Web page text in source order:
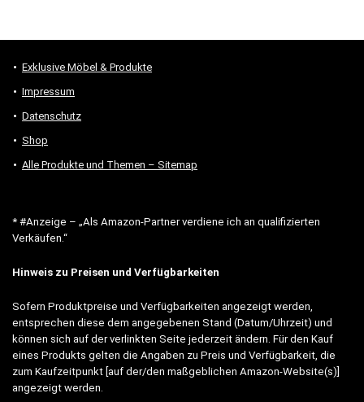
Exklusive Möbel & Produkte
Impressum
Datenschutz
Shop
Alle Produkte und Themen – Sitemap
* #Anzeige – „Als Amazon-Partner verdiene ich an qualifizierten
Verkäufen.“
Hinweis zu Preisen und Verfügbarkeiten
Sofern Produktpreise und Verfügbarkeiten angezeigt werden,
entsprechen diese dem angegebenen Stand (Datum/Uhrzeit) und
können sich auf der verlinkten Seite jederzeit ändern. Für den Kauf
eines Produkts gelten die Angaben zu Preis und Verfügbarkeit, die
zum Kaufzeitpunkt [auf der/den maßgeblichen Amazon-Website(s)]
angezeigt werden.